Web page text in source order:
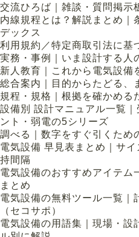
交流ひろば｜雑談・質問掲示
内線規程とは？解説まとめ｜
デックス
利用規約／特定商取引法に基
実務・事例｜いま設計する人
新人教育｜これから電気設備
総合案内｜目的からたどる、
規程・規格｜根拠を確かめる
設備別 設計マニュアル一覧
ント・弱電の5シリーズ
調べる｜数字をすぐ引くため
電気設備 早見表まとめ｜サ
持間隔
電気設備のおすすめアイテム
まとめ
電気設備の無料ツール一覧｜
（セコサポ）
電気設備の用語集｜現場・設